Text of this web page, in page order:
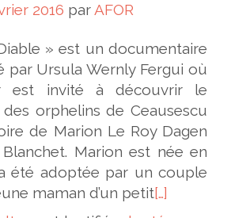
2016 par AFOR
» est un documentaire
par Ursula Wernly Fergui où
est invité à découvrir le
orphelins de Ceausescu
de Marion Le Roy Dagen
Blanchet. Marion est née en
été adoptée par un couple
maman d’un petit[…]